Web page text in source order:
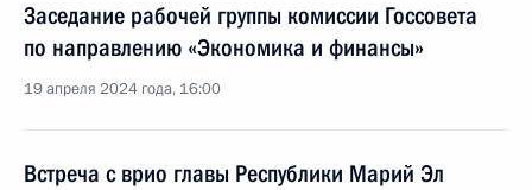
Заседание рабочей группы комиссии Госсовета
по направлению «Экономика и финансы»
19 апреля 2024 года, 16:00
Встреча с врио главы Республики Марий Эл